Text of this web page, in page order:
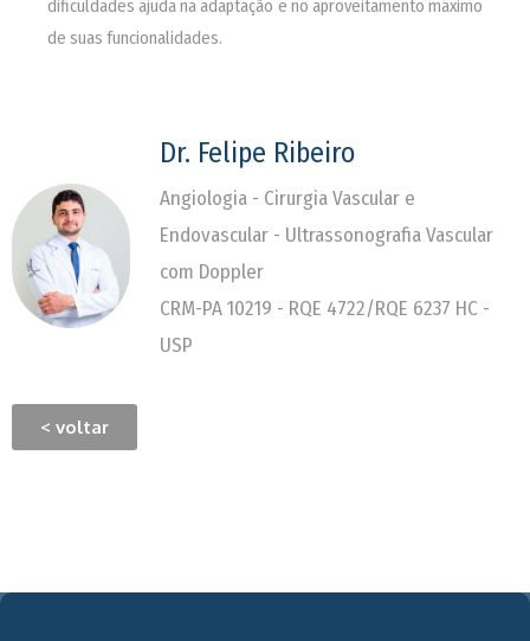
dificuldades ajuda na adaptação e no aproveitamento máximo
de suas funcionalidades.
Dr. Felipe Ribeiro
Angiologia - Cirurgia Vascular e
Endovascular - Ultrassonografia Vascular
com Doppler
CRM-PA 10219 - RQE 4722/RQE 6237 HC -
USP
< voltar